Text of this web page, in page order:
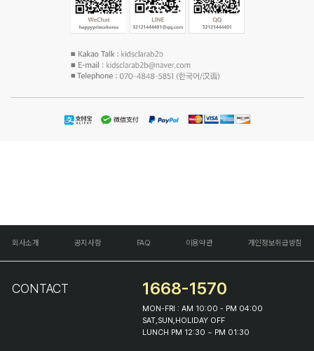
회사소개 공지사항 FAQ 이용약관 개인정보취급방침
CONTACT 1668-1570
MON-FRI : AM 10:00 - PM 04:00
SAT,SUN,HOLIDAY OFF
LUNCH PM 12:30 ~ PM 01:30